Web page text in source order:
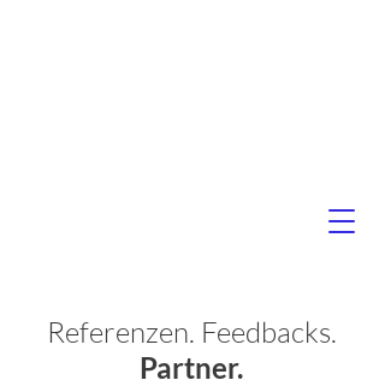
Referenzen. Feedbacks.
Partner.